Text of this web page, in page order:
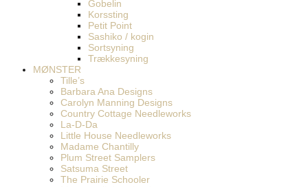
Gobelin
Korssting
Petit Point
Sashiko / kogin
Sortsyning
Trækkesyning
MØNSTER
Tille’s
Barbara Ana Designs
Carolyn Manning Designs
Country Cottage Needleworks
La-D-Da
Little House Needleworks
Madame Chantilly
Plum Street Samplers
Satsuma Street
The Prairie Schooler